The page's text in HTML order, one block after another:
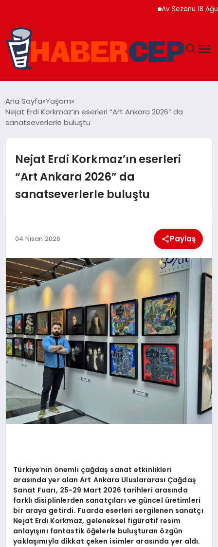
Av Sezonu 18
GÜNDEM
EĞITIM
SOSYAL MEDYA
Ana Sayfa Yaşam
Nejat Erdi Korkmaz’ın eserleri “Art Ankara 2026” da
sanatseverlerle buluştu
Nejat Erdi Korkmaz’ın eserleri
“Art Ankara 2026” da
sanatseverlerle buluştu
04 Nisan 2026 Paylaş
Türkiye’nin önemli çağdaş sanat etkinlikleri
arasında yer alan Art Ankara Uluslararası Çağdaş
Sanat Fuarı, 25-29 Mart 2026 tarihleri arasında
farklı disiplinlerden sanatçıları ve güncel üretimleri
bir araya getirdi. Fuarda eserleri sergilenen sanatçı
Nejat Erdi Korkmaz, geleneksel figüratif resim
anlayışını fantastik öğelerle buluşturan özgün
yaklaşımıyla dikkat çeken isimler arasında yer aldı.